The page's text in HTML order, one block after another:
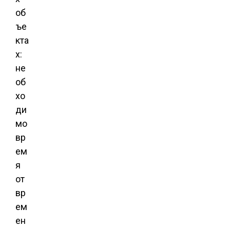
об
ъе
кта
х:
не
об
хо
ди
мо
вр
ем
я
от
вр
ем
ен